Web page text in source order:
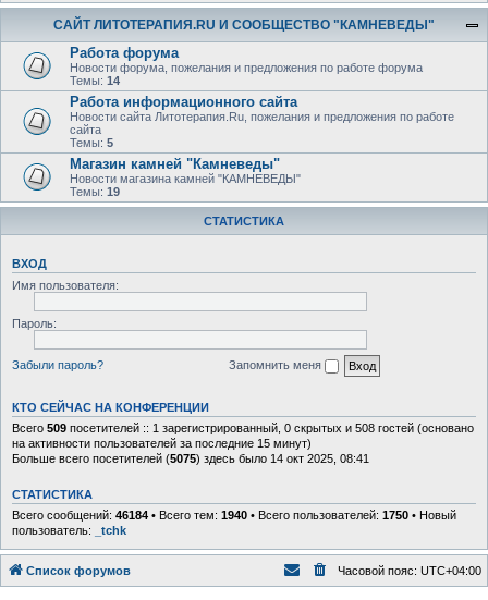
САЙТ ЛИТОТЕРАПИЯ.RU И СООБЩЕСТВО "КАМНЕВЕДЫ"
Работа форума
Новости форума, пожелания и предложения по работе форума
Темы: 14
Работа информационного сайта
Новости сайта Литотерапия.Ru, пожелания и предложения по работе
сайта
Темы: 5
Магазин камней "Камневеды"
Новости магазина камней "КАМНЕВЕДЫ"
Темы: 19
СТАТИСТИКА
ВХОД
Имя пользователя:
Пароль:
Забыли пароль? Запомнить меня
КТО СЕЙЧАС НА КОНФЕРЕНЦИИ
Всего 509 посетителей :: 1 зарегистрированный, 0 скрытых и 508 гостей (основано
на активности пользователей за последние 15 минут)
Больше всего посетителей (5075) здесь было 14 окт 2025, 08:41
СТАТИСТИКА
Всего сообщений: 46184 • Всего тем: 1940 • Всего пользователей: 1750 • Новый
пользователь:
_tchk
Список форумов Часовой пояс: UTC+04:00